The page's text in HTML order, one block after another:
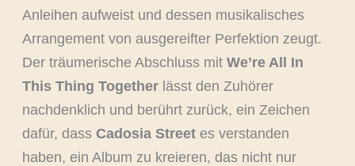
Anleihen aufweist und dessen musikalisches
Arrangement von ausgereifter Perfektion zeugt.
Der träumerische Abschluss mit We’re All In
This Thing Togetherlässt den Zuhörer
nachdenklich und berührt zurück, ein Zeichen
dafür, dass Cadosia Streetes verstanden
haben, ein Album zu kreieren, das nicht nur